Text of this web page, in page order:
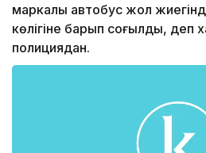
маркалы автобус жол
көлігіне барып соғылды, деп
полициядан.